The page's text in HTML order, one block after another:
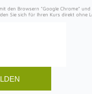
den Browsern "Google Chrome" und
Sie sich für Ihren Kurs direkt ohne